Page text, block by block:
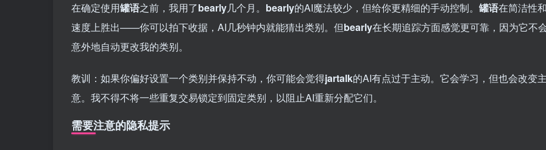
在确定使用罐语之前，我用了bearly几个月。 bearly的AI魔法较少，但给你更精细的手动控制。 罐语在简洁性
速度上胜出——你可以拍下收据，AI几秒钟内就能猜出类别。但bearly在长期追踪方面感觉更可靠，因为它不
意外地自动更改我的类别。
教训：如果你偏好设置一个类别并保持不动，你可能会觉得jartalk的AI有点过于主动。它会学习，但也会改变
意。我不得不将一些重复交易锁定到固定类别，以阻止AI重新分配它们。
需要注意的隐私提示